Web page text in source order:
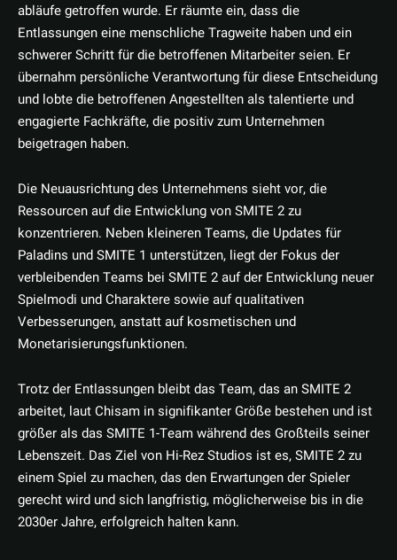
abläufe getroffen wurde. Er räumte ein, dass die
Entlassungen eine menschliche Tragweite haben und ein
schwerer Schritt für die betroffenen Mitarbeiter seien. Er
übernahm persönliche Verantwortung für diese Entscheidung
und lobte die betroffenen Angestellten als talentierte und
engagierte Fachkräfte, die positiv zum Unternehmen
beigetragen haben.
Die Neuausrichtung des Unternehmens sieht vor, die
Ressourcen auf die Entwicklung von SMITE 2 zu
konzentrieren. Neben kleineren Teams, die Updates für
Paladins und SMITE 1 unterstützen, liegt der Fokus der
verbleibenden Teams bei SMITE 2 auf der Entwicklung neuer
Spielmodi und Charaktere sowie auf qualitativen
Verbesserungen, anstatt auf kosmetischen und
Monetarisierungsfunktionen.
Trotz der Entlassungen bleibt das Team, das an SMITE 2
arbeitet, laut Chisam in signifikanter Größe bestehen und ist
größer als das SMITE 1-Team während des Großteils seiner
Lebenszeit. Das Ziel von Hi-Rez Studios ist es, SMITE 2 zu
einem Spiel zu machen, das den Erwartungen der Spieler
gerecht wird und sich langfristig, möglicherweise bis in die
2030er Jahre, erfolgreich halten kann.